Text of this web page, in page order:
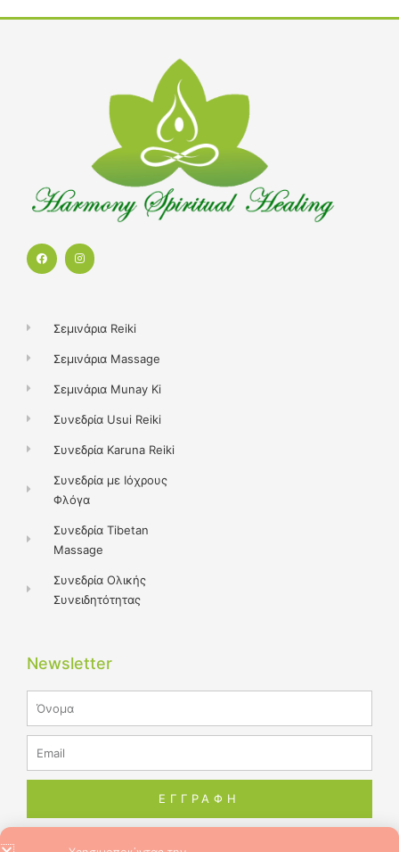
F
a
I
n
m
Σεμινάρια Reiki
Σεμινάρια Massage
Σεμινάρια Munay Ki
Συνεδρία Usui Reiki
Συνεδρία Karuna Reiki
Συνεδρία με Ιόχρους
Φλόγα
Συνεδρία Tibetan
Massage
Συνεδρία Ολικής
Συνειδητότητας
Newsletter
ΕΓΓΡΑΦΗ